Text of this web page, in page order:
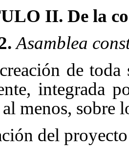
II. De la
Asamblea
de toda
integrada
menos, sobre
del